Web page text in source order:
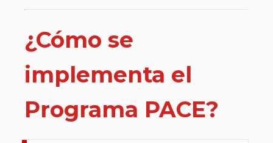
¿Cómo se
implementa el
Programa PACE?